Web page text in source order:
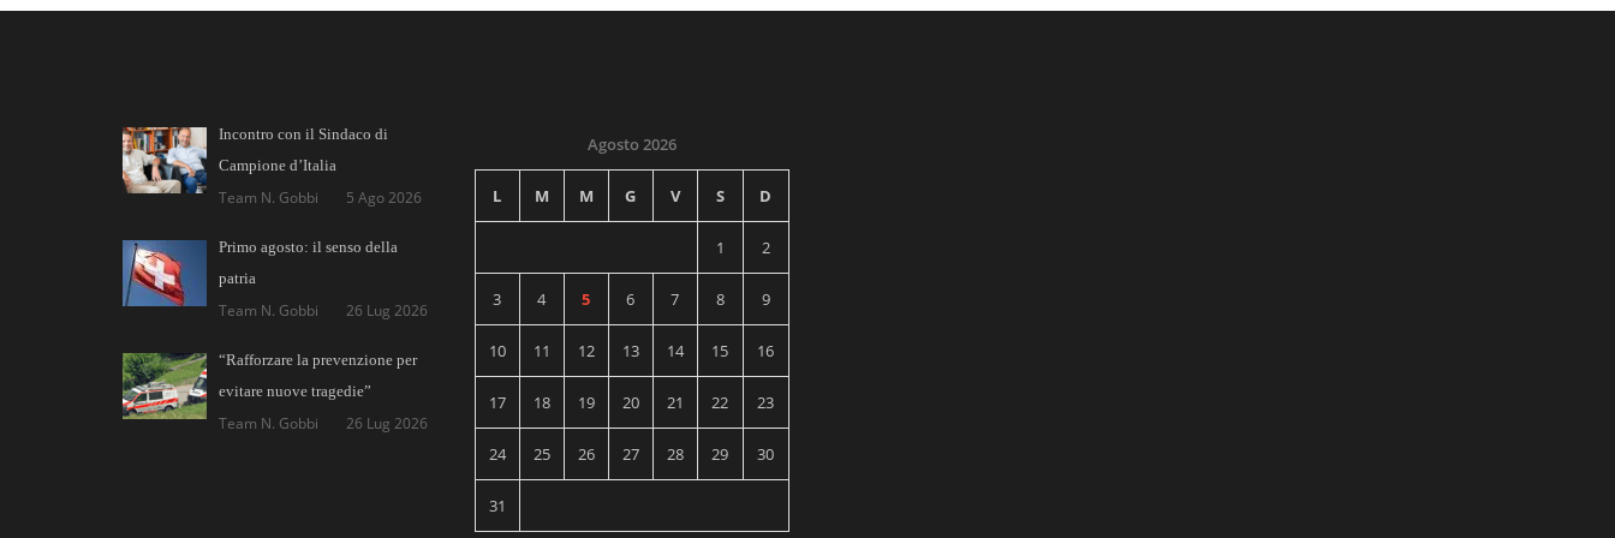
Incontro con il Sindaco di
Campione d’Italia
Team N. Gobbi 5 Ago 2026
Primo agosto: il senso della
patria
Team N. Gobbi 26 Lug 2026
“Rafforzare la prevenzione per
evitare nuove tragedie”
Team N. Gobbi 26 Lug 2026
Agosto 2026
L M M G V S D
1 2
3 4 5 6 7 8 9
10 11 12 13 14 15 16
17 18 19 20 21 22 23
24 25 26 27 28 29 30
31